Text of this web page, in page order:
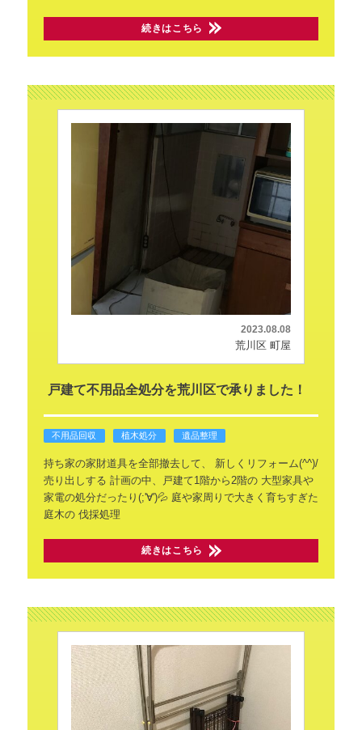
続きはこちら
2023.08.08
荒川区 町屋
戸建て不用品全処分を荒川区で承りました！
不用品回収 植木処分 遺品整理
持ち家の家財道具を全部撤去して、
新しくリフォーム(^^)/
売り出しする 計画の中、戸建て1階から2階の大型家具や
家電の処分だったり(;'∀')💦 庭や家周りで大きく育ちすぎた
庭木の伐採処理
続きはこちら